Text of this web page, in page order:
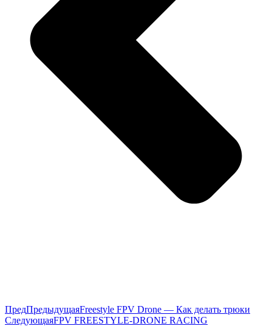
ПредПредыдущаяFreestyle FPV Drone — Как делать трюки
СледующаяFPV FREESTYLE-DRONE RACING